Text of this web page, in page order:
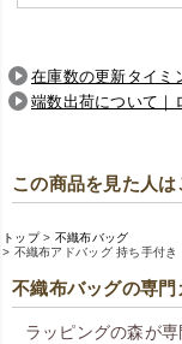
在庫数の更新タイミ
端数出荷について｜
この商品を見た人
トップ
不織布バッグ
不織布アドバッグ 持ち手付
不織布バッグの専
ラッピングの森が